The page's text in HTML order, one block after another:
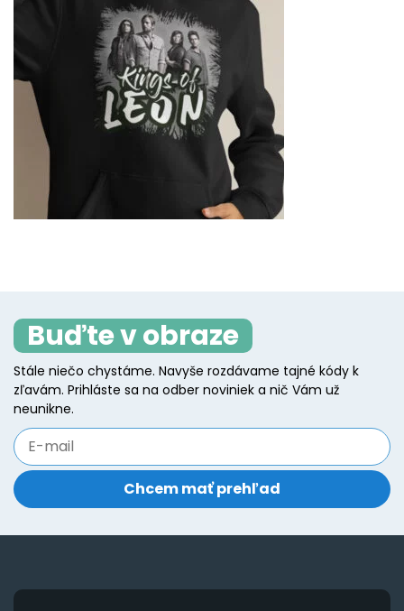
Buďte v obraze
Stále niečo chystáme. Navyše rozdávame tajné kódy k
zľavám. Prihláste sa na odber noviniek a nič Vám už
neunikne.